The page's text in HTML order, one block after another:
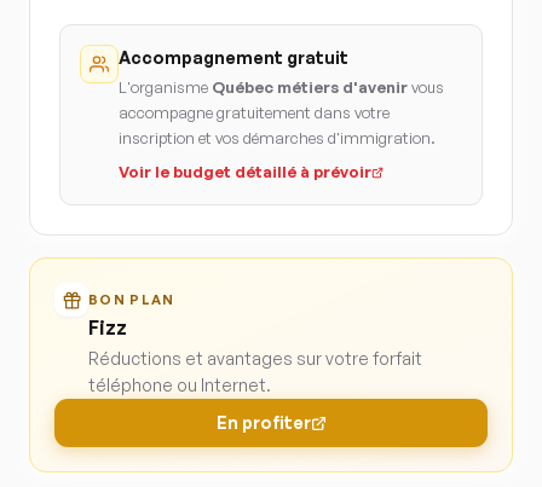
Accompagnement gratuit
L'organisme Québec métiers d'avenirvous
accompagne gratuitement dans votre
inscription et vos démarches d'immigration.
Voir le budget détaillé à prévoir
BON PLAN
Fizz
Réductions et avantages sur votre forfait
téléphone ou Internet.
En profiter